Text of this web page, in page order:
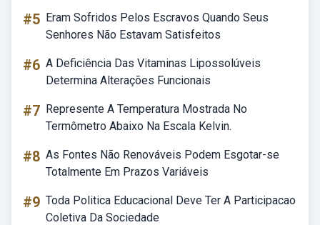
#5 Eram Sofridos Pelos Escravos Quando Seus
Senhores Não Estavam Satisfeitos
#6 A Deficiência Das Vitaminas Lipossolúveis
Determina Alterações Funcionais
#7 Represente A Temperatura Mostrada No
Termômetro Abaixo Na Escala Kelvin.
#8 As Fontes Não Renováveis Podem Esgotar-se
Totalmente Em Prazos Variáveis
#9 Toda Politica Educacional Deve Ter A Participacao
Coletiva Da Sociedade